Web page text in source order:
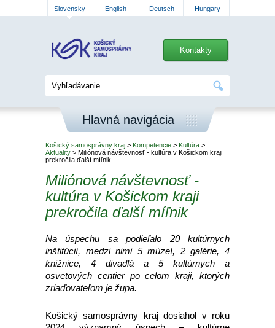
Slovensky English Deutsch Hungary
Kontakty
Hlavná navigácia
Košický samosprávny kraj > Kompetencie > Kultúra >
Aktuality > Miliónová návštevnosť - kultúra v Košickom kraji
prekročila ďalší míľnik
Miliónová návštevnosť -
kultúra v Košickom kraji
prekročila ďalší míľnik
Na úspechu sa podieľalo 20 kultúrnych
inštitúcií, medzi nimi 5 múzeí, 2 galérie, 4
knižnice, 4 divadlá a 5 kultúrnych a
osvetových centier po celom kraji, ktorých
zriaďovateľom je župa.
Košický samosprávny kraj dosiahol v roku